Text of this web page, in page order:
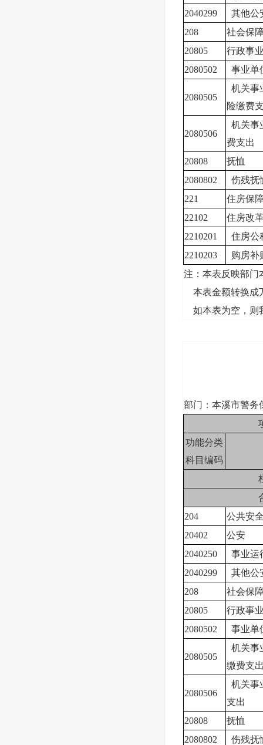
2040299
其他公
208
社会保
20805
行政事
2080502
事业单
2080505
机关事
险缴费
2080506
机关事
费支出
20808
抚恤
2080802
伤残抚
221
住房保
22102
住房改
2210201
住房公
2210203
购房补
注：本表反映部门
本表金额转换成
如本表为空，则
部门：本溪市警务
功能分类
科目编码
204
公共安
20402
公安
2040250
事业运
2040299
其他公
208
社会保
20805
行政事
2080502
事业单
2080505
机关事
缴费支
2080506
机关事
支出
20808
抚恤
2080802
伤残抚